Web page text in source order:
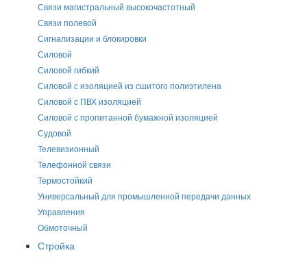
Связи магистральный высокочастотный
Связи полевой
Сигнализации и блокировки
Силовой
Силовой гибкий
Силовой с изоляцией из сшитого полиэтилена
Силовой с ПВХ изоляцией
Силовой с пропитанной бумажной изоляцией
Судовой
Телевизионный
Телефонной связи
Термостойкий
Универсальный для промышленной передачи данных
Управления
Обмоточный
Стройка